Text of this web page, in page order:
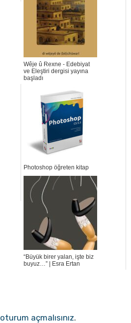
Wêje û Rexne - Edebiyat
ve Eleştiri dergisi yayına
başladı
Photoshop öğreten kitap
“Büyük birer yalan, işte biz
buyuz…” | Esra Ertan
oturum açmalısınız.